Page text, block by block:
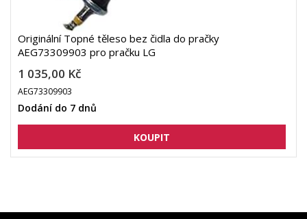
Originální Topné těleso bez čidla do pračky
AEG73309903 pro pračku LG
1 035,00 Kč
AEG73309903
Dodání do 7 dnů